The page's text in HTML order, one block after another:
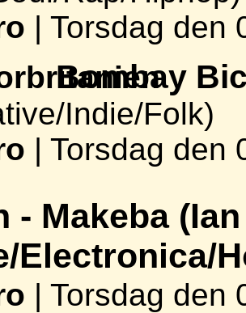
| Torsdag den
Bombay
Indie/Folk)
| Torsdag den
- Makeba
Electronica/
| Torsdag den